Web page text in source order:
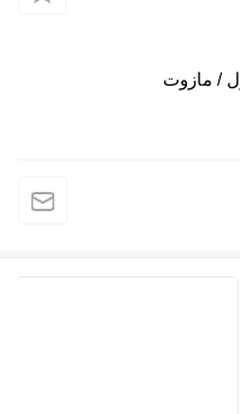
/ مازوت